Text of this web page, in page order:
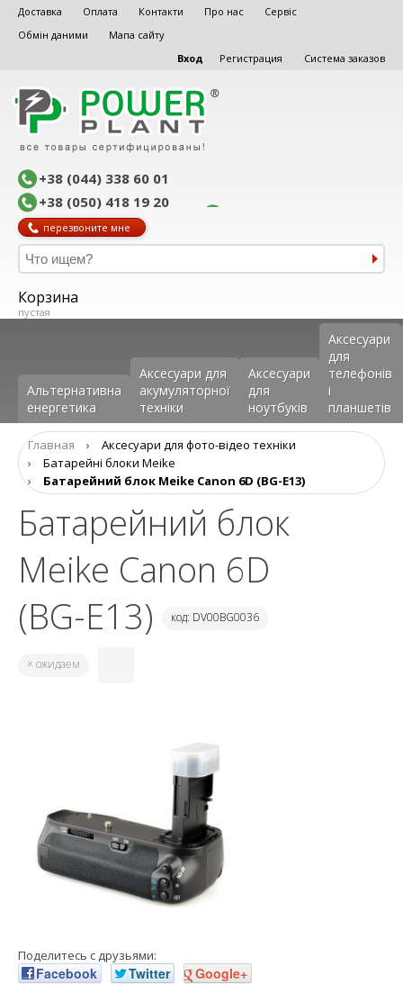
Доставка Оплата Контакти Про нас
Сервіс
Обмін даними
Мапа сайту
Вход
Регистрация Система заказов
+38 (044) 338 60 01
+38 (050) 418 19 20
перезвоните мне
Корзина
пустая
Альтернативна
енергетика
Аксесуари для
акумуляторної
техніки
Аксесуари
для
ноутбуків
Аксеcуари
для
телефонів
і
планшетів
Главная ›
Аксесуари для фото-відео техніки
›
Батарейні блоки Meike
›
Батарейний блок Meike Canon 6D (BG-E13)
Батарейний блок
Meike Canon 6D
(BG-E13)
код: DV00BG0036
× ожидаем
Поделитесь с друзьями:
Facebook Twitter Google+